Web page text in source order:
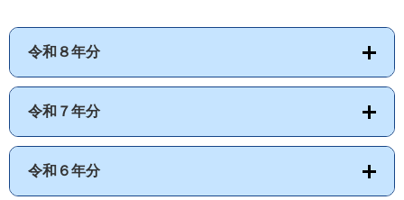
令和８年分
令和７年分
令和６年分